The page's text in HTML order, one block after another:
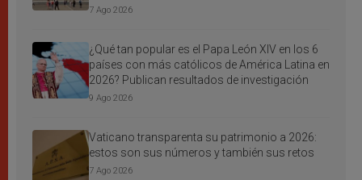
7 Ago 2026
¿Qué tan popular es el Papa León XIV en los 6
países con más católicos de América Latina en
2026? Publican resultados de investigación
9 Ago 2026
Vaticano transparenta su patrimonio a 2026:
estos son sus números y también sus retos
7 Ago 2026